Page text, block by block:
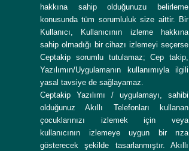
hakkına sahip olduğunuzu belirleme
konusunda tüm sorumluluk size aittir. Bir
Kullanıcı, Kullanıcının izleme hakkına
sahip olmadığı bir cihazı izlemeyi seçerse
Ceptakip sorumlu tutulamaz; Cep takip,
Yazılımın/Uygulamanın kullanımıyla ilgili
yasal tavsiye de sağlayamaz.
Ceptakip Yazılımı / uygulamayı, sahibi
olduğunuz Akıllı Telefonları kullanan
çocuklarınızı izlemek için veya
kullanıcının izlemeye uygun bir rıza
gösterecek şekilde tasarlanmıştır. Akıllı